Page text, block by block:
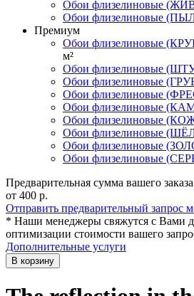
Обои флизелиновые
Обои флизелиновые
Премиум
Обои флизелиновые
м²
Обои флизелиновые
Обои флизелиновые
Обои флизелиновые
Обои флизелиновые
Обои флизелиновые
Обои флизелиновые
Обои флизелиновые
Обои флизелиновые
Предварительная сумма вашего
от 400 р.
Отправить предварительный запрос
* Наши менеджеры свяжутся с Вами
оптимизации стоимости вашего
Дополнительные услуги
В корзину